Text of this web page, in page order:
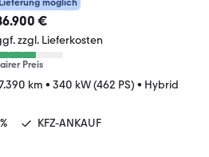
AHK/HUD/
Lieferung möglich
€
zzgl. Lieferkosten
Preis
km • 340 kW (462 PS) • Hybrid
KFZ-ANKAUF